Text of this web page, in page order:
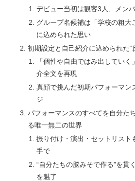
デビュー当初は観客3人、メン
グループ名候補は「学校の粗大
に込められた思い
初期設定と自己紹介に込められた“
「個性や自由ではみ出してい
介全文を再現
真顔で挑んだ初期パフォーマン
ジ
パフォーマンスのすべてを自分た
る唯一無二の世界
振り付け・演出・セットリスト
手で
“自分たちの脳みそで作る”を貫
を魅了